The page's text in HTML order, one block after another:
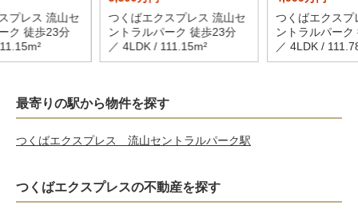
プレス 流山セ
ク 徒歩23分
つくばエクスプレス 流山セ
ントラルパーク 徒歩23分
／ 4LDK / 111.15m²
つくばエクスプ
ントラルパーク
／ 4LDK /
最寄りの駅から物件を探す
つくばエクスプレス 流山セントラルパーク駅
つくばエクスプレスの不動産を探す